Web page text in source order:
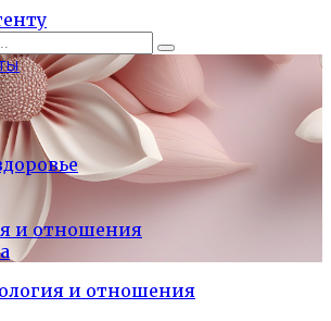
и отношения
и отношения